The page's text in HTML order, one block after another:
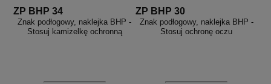
ZP BHP 34
Znak podłogowy, naklejka BHP -
Stosuj kamizelkę ochronną
ZP BHP 30
Znak podłogowy, naklejka BHP -
Stosuj ochronę oczu